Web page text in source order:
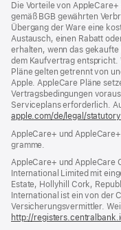
Die Vorteile von
gemäß BGB gewährten
Übergang der Ware eine
Austausch, einen Rabatt
erhalten, wenn das
dem Kauf­vertrag ent­spricht.
Pläne gelten getrennt von
Apple. AppleCare Pläne
Vertragsbedingungen
Serviceplans erfor­der­lich.
apple.com/de/legal/
AppleCare+ und
gramme.
AppleCare+ und AppleCare
International Limited mit
Estate, Hollyhill Cork,
International ist ein von der
Versicherungsvermittler.
http://